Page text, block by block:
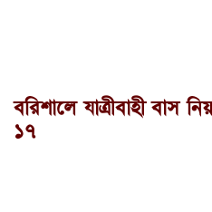
বরিশালে যাত্রীবাহী বাস
১৭